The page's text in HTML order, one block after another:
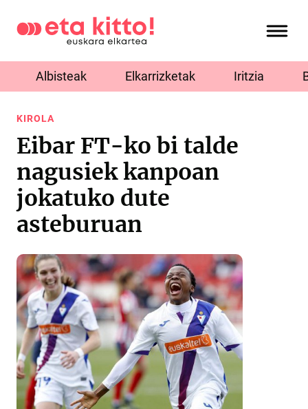
Albisteak Elkarrizketak Iritzia
KIROLA
Eibar FT-ko bi talde
nagusiek kanpoan
jokatuko dute
asteburuan